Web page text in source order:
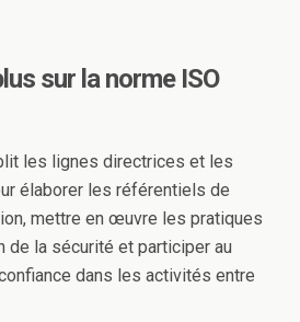
sur lanorme ISO
les lignes directrices et les
élaborer les référentiels de
mettre en œuvre les pratiques
de la sécurité et participer au
dans les activités entre